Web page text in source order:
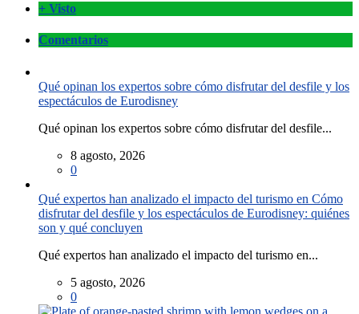
+ Visto
Comentarios
Qué opinan los expertos sobre cómo disfrutar del desfile y los
espectáculos de Eurodisney
Qué opinan los expertos sobre cómo disfrutar del desfile...
8 agosto, 2026
0
Qué expertos han analizado el impacto del turismo en Cómo
disfrutar del desfile y los espectáculos de Eurodisney: quiénes
son y qué concluyen
Qué expertos han analizado el impacto del turismo en...
5 agosto, 2026
0